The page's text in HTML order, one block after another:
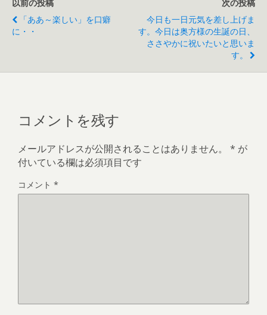
以前の投稿
「ああ～楽しい」を口癖
に・・
次の投稿
今日も一日元気を差し上げま
す。今日は奥方様の生誕の日、
ささやかに祝いたいと思いま
す。
コメントを残す
メールアドレスが公開されることはありません。 * が
付いている欄は必須項目です
コメント *